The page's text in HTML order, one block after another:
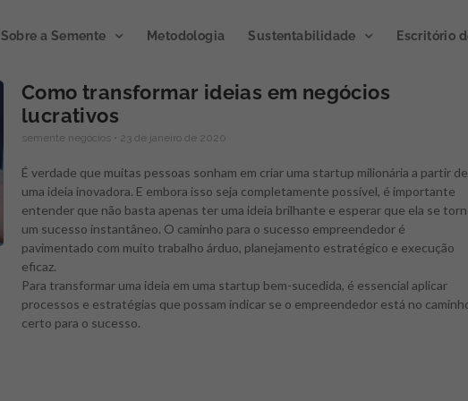
Sobre a Semente Metodologia Sustentabilidade Escritório
Como transformar ideias em negócios
lucrativos
semente negócios 23 de janeiro de 2020
É verdade que muitas pessoas sonham em criar uma startup milionária a partir de
uma ideia inovadora. E embora isso seja completamente possível, é importante
entender que não basta apenas ter uma ideia brilhante e esperar que ela se
um sucesso instantâneo. O caminho para o sucesso empreendedor é
pavimentado com muito trabalho árduo, planejamento estratégico e execução
eficaz.
Para transformar uma ideia em uma startup bem-sucedida, é essencial aplicar
processos e estratégias que possam indicar se o empreendedor está no
certo para o sucesso.
Publicação de
A publicação divulga os
resultados de ações e atividades
de inovação gerados por meio
executados junto a clientes e
parceiros.
Microclimas
Gerando atmosferas
inovação.Novo
ouvir no Spotify.